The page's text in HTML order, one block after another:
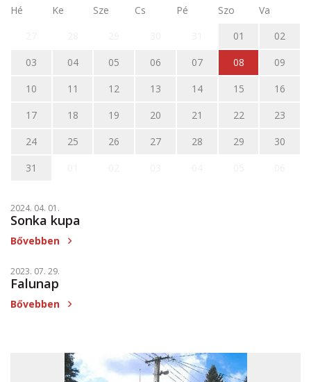
Hé Ke Sze Cs Pé Szo
Va
01
02
03
04 05 06 07 08
09
10
11 12 13 14 15
16
17
18 19 20 21 22
23
24
25 26 27 28 29
30
31
2024. 04. 01.
Sonka kupa
Bővebben
2023. 07. 29.
Falunap
Bővebben